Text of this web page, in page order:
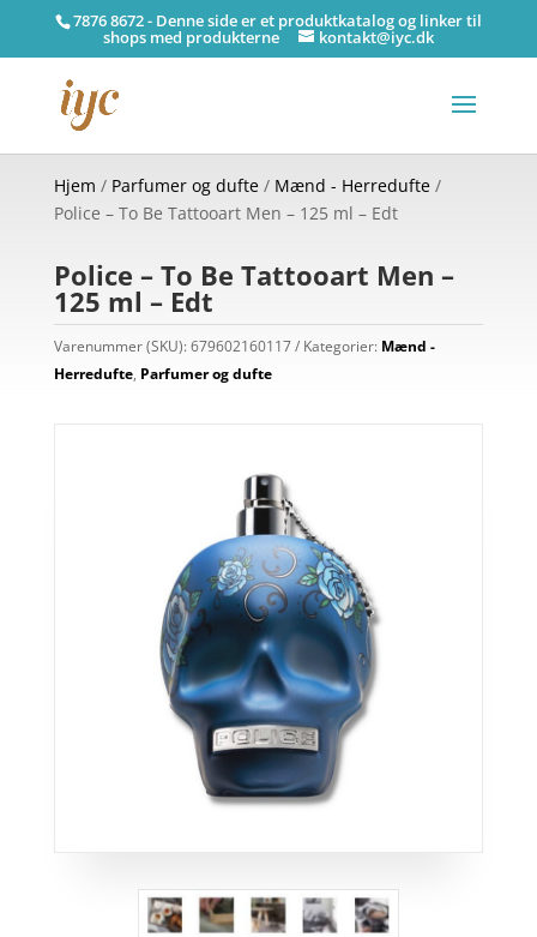
7876 8672 - Denne side er et produktkatalog og linker til
shops med produkterne kontakt@iyc.dk
Hjem / Parfumer og dufte/ Mænd - Herredufte/
Police – To Be Tattooart Men – 125 ml – Edt
Police – To Be Tattooart Men –
125 ml – Edt
Varenummer (SKU):679602160117 Kategorier: Mænd -
Herredufte, Parfumer og dufte